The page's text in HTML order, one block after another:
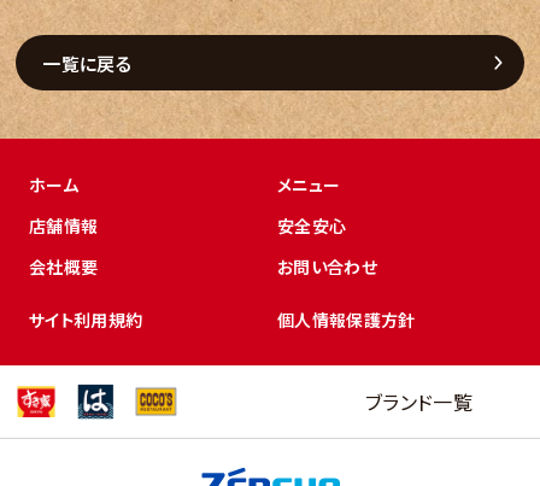
一覧に戻る
ホーム
メニュー
店舗情報
安全安心
会社概要
お問い合わせ
サイト利用規約 個人情報保護方針
ブランド一覧